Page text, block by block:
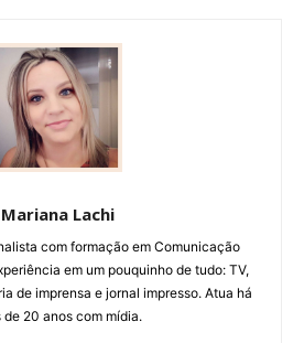
Mariana Lachi
com formação em Comunicação
em um pouquinho de tudo: TV,
de imprensa e jornal impresso. Atua há
de 20 anos com mídia.